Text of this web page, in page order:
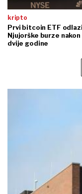
kripto
Prvi bitcoin ETF
Njujorške burze nakon
dvije godine